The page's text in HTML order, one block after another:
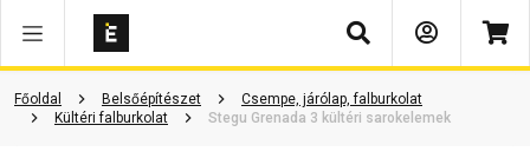
Keresés
Főoldal Belsőépítészet
Csempe, járólap, falburkolat
Kültéri falburkolat
Stegu Grenada 3 kültéri sarokelemek
Vásárlói vélemények Kérdések és válaszok Kapcsolódó cikkek